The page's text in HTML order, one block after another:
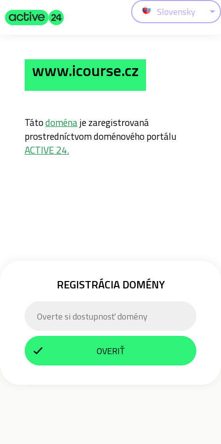
Slovensky
www.icourse.cz
Tátodoménaje zaregistrovaná
prostredníctvom doménového portálu
ACTIVE 24.
REGISTRÁCIA DOMÉNY
OVERIŤ